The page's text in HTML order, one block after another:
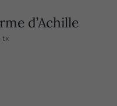
d’Achille
tx